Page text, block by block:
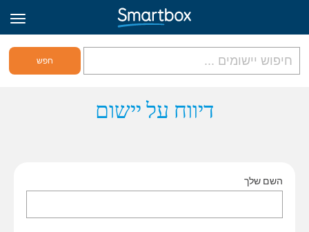
גריד אונליין
דיווח על יישום
השם שלך